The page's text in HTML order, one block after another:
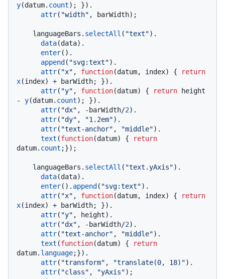
y(datum. count); }).
attr( "width" , barWidth);
    languageBars.
selectAll ( "text").
data(data).
enter().
append( "svg:text").
attr( "x" , function(datum, index) {
return
x(index) + barWidth; }).
attr( "y" , function(datum) { return height
- y(datum. count); }).
attr( "dx" , -barWidth/2).
attr( "dy" , "1.2em").
attr( "text-anchor" , "middle").
text (function(datum) {
return
datum. count ;});
    languageBars.
selectAll ( "text.yAxis").
data(data).
enter(). append( "svg:text").
attr( "x" , function(datum, index) {
return
x(index) + barWidth; }).
attr( "y" , height).
attr( "dx" , -barWidth/2).
attr( "text-anchor" , "middle").
text (function(datum) {
return
datum. language;}).
attr( "transform" , "translate(0, 18)").
attr( "class" , "yAxis");